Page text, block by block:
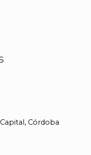
Córdoba